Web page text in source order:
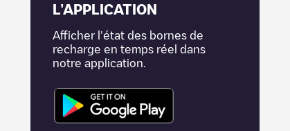
L'APPLICATION
Afficher l'état des bornes de
recharge en temps réel dans
notre application.